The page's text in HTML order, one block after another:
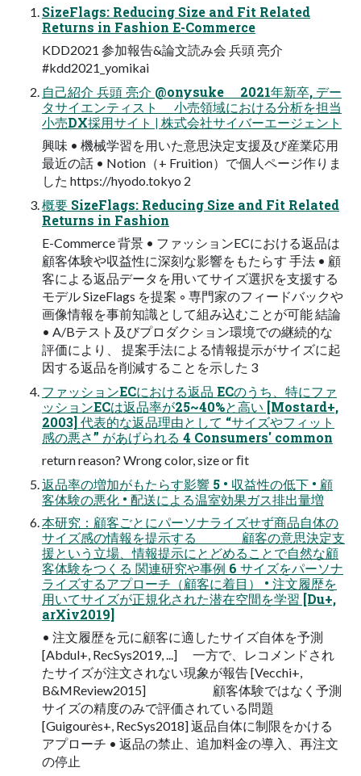
SizeFlags: Reducing Size and Fit Related
Returns in Fashion E-Commerce
KDD2021 参加報告&論文読み会 兵頭 亮介
#kdd2021_yomikai
自己紹介 兵頭 亮介 @onysuke 2021年新卒, デー
タサイエンティスト 小売領域における分析を担当
小売DX採用サイト | 株式会社サイバーエージェント
興味 • 機械学習を用いた意思決定支援及び産業応用
最近の話 • Notion（+ Fruition）で個人ページ作りま
した https://hyodo.tokyo 2
概要 SizeFlags: Reducing Size and Fit Related
Returns in Fashion
E-Commerce 背景 • ファッションECにおける返品は
顧客体験や収益性に深刻な影響をもたらす 手法 • 顧
客による返品データを用いてサイズ選択を支援する
モデル SizeFlags を提案 ◦ 専門家のフィードバックや
画像情報を事前知識として組み込むことが可能 結論
• A/Bテスト及びプロダクション環境での継続的な
評価により、 提案手法による情報提示がサイズに起
因する返品を削減することを示した 3
ファッションECにおける返品 ECのうち、特にファ
ッションECは返品率が25~40%と高い [Mostard+,
2003] 代表的な返品理由として “サイズやフィット
感の悪さ” があげられる 4 Consumers' common
return reason? Wrong color, size or ﬁt
返品率の増加がもたらす影響 5 • 収益性の低下 • 顧
客体験の悪化 • 配送による温室効果ガス排出量増
本研究：顧客ごとにパーソナライズせず商品自体の
サイズ感の情報を提示する 顧客の意思決定支
援という立場、情報提示にとどめることで自然な顧
客体験をつくる 関連研究や事例 6 サイズをパーソナ
ライズするアプローチ（顧客に着目） • 注文履歴を
用いてサイズが正規化された潜在空間を学習 [Du+,
arXiv2019]
• 注文履歴を元に顧客に適したサイズ自体を予測
[Abdul+, RecSys2019, ...] 一方で、レコメンドされ
たサイズが注文されない現象が報告 [Vecchi+,
B&MReview2015] 顧客体験ではなく予測
サイズの精度のみで評価されている問題
[Guigourès+, RecSys2018] 返品自体に制限をかける
アプローチ • 返品の禁止、追加料金の導入、再注文
の停止